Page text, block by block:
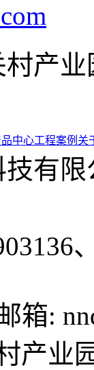
产
中心工程案例 关
有限
箱:
产业